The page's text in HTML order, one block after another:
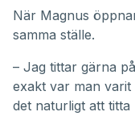
När Magnus
samma ställe.
– Jag tittar gärna
exakt var man
det naturligt att titta